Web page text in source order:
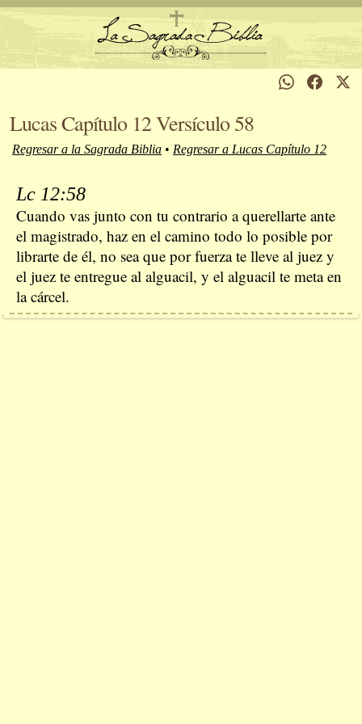
Lucas Capítulo 12 Versículo 58
Regresar a la Sagrada Biblia • Regresar a Lucas Capítulo 12
Lc 12:58
Cuando vas junto con tu contrario a querellarte ante
el magistrado, haz en el camino todo lo posible por
librarte de él, no sea que por fuerza te lleve al juez y
el juez te entregue al alguacil, y el alguacil te meta en
la cárcel.